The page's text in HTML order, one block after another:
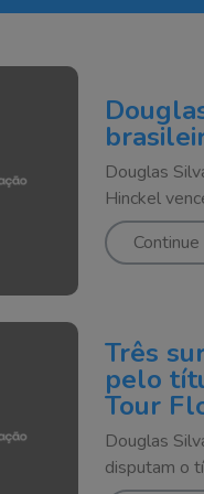
Douglas
Hinckel
Três
pelo
Tour
Douglas
disputam o